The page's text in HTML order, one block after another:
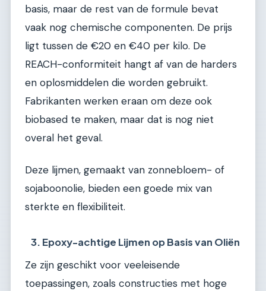
basis, maar de rest van de formule bevat
vaak nog chemische componenten. De prijs
ligt tussen de €20 en €40 per kilo. De
REACH-conformiteit hangt af van de harders
en oplosmiddelen die worden gebruikt.
Fabrikanten werken eraan om deze ook
biobased te maken, maar dat is nog niet
overal het geval.
Deze lijmen, gemaakt van zonnebloem- of
sojaboonolie, bieden een goede mix van
sterkte en flexibiliteit.
3. Epoxy-achtige Lijmen op Basis van Oliën
Ze zijn geschikt voor veeleisende
toepassingen, zoals constructies met hoge